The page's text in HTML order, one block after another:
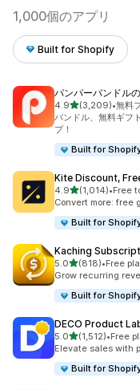
1,000個のアプリ
Built for Shopify
パンパーバンドル
4.95つ星中
(3,209)
合計レビュー数：
•無料
バンドル、無料ギフ
プ！
Built for
Kite Discount,
4.95つ星中
(1,014)
合計レビュー数：
•Free
Convert more: free
Built for
Kaching
5.05つ星中
(818)
合計レビュー数：
•Free
Grow recurring
Built for
DECO Product
5.05つ星中
(1,512)
合計レビュー数：
•Free
Elevate sales with
Built for